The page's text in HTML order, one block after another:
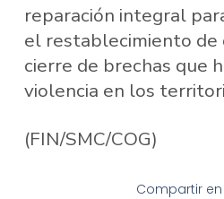
reparación integral
el restablecimiento de
cierre de brechas que
violencia en los
(FIN/SMC/COG)
Compartir